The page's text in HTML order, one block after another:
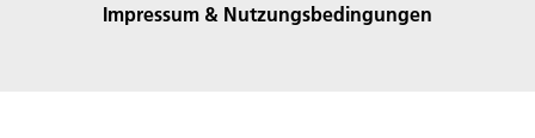
Impressum & Nutzungsbedingungen